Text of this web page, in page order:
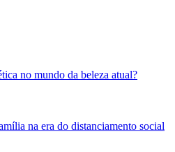
no mundo da beleza atual?
na era do distanciamento social